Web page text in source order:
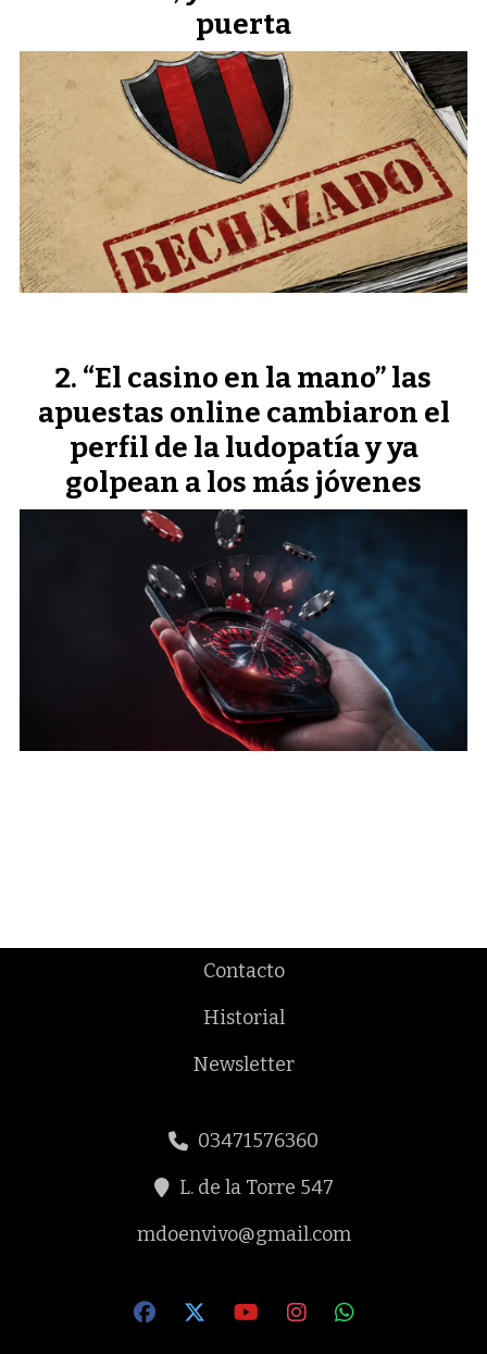
puerta
“El casino en la mano” las
apuestas online cambiaron el
perfil de la ludopatía y ya
golpean a los más jóvenes
Contacto
Historial
Newsletter
03471576360
L. de la Torre 547
mdoenvivo@gmail.com